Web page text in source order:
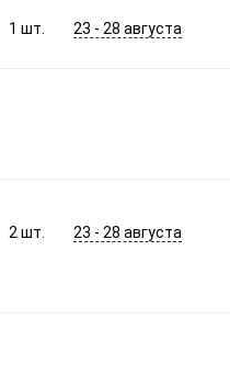
1 шт. 23 - 28 августа
2 шт. 23 - 28 августа